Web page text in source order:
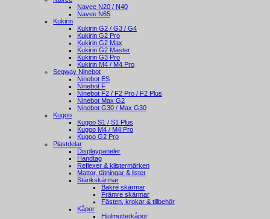
Navee N20 / N40
Navee N65
Kukirin
Kukirin G2 / G3 / G4
Kukirin G2 Pro
Kukirin G2 Max
Kukirin G2 Master
Kukirin G3 Pro
Kukirin M4 / M4 Pro
Segway Ninebot
Ninebot ES
Ninebot F
Ninebot F2 / F2 Pro / F2 Plus
Ninebot Max G2
Ninebot G30 / Max G30
Kugoo
Kugoo S1 / S1 Plus
Kugoo M4 / M4 Pro
Kugoo G2 Pro
Plastdelar
Displaypaneler
Handtag
Reflexer & klistermärken
Mattor, tätningar & lister
Stänkskärmar
Bakre skärmar
Främre skärmar
Fästen, krokar & tillbehör
Kåpor
Hjulmutterkåpor